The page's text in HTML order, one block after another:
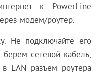
к PowerLine
модем/роутер.
Не подключайте его
сетевой кабель,
LAN разъем роутера